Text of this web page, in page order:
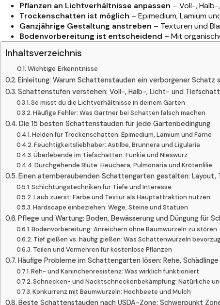
Pflanzen an Lichtverhältnisse anpassen – Voll-,
Trockenschatten ist möglich – Epimedium, Lamium
Ganzjährige Gestaltung anstreben – Texturen und
Bodenvorbereitung ist entscheidend – Mit
Inhaltsverzeichnis
Wichtige Erkenntnisse
Einleitung: Warum Schattenstauden ein verborgener Schatz
Schattenstufen verstehen: Voll-, Halb-, Licht- und
So misst du die Lichtverhältnisse in deinem Garten
Häufige Fehler: Was Gärtner bei Schatten falsch machen
Die 15 besten Schattenstauden für jede Gartenbedingung
Helden für Trockenschatten: Epimedium, Lamium und Farne
Feuchtigkeitsliebhaber: Astilbe, Brunnera und Ligularia
Überlebende im Tiefschatten: Funkie und Nieswurz
Durchgehende Blüte: Heuchera, Pulmonaria und Krötenlilie
Einen atemberaubenden Schattengarten gestalten: Layout,
Schichtungstechniken für Tiefe und Interesse
Laub zuerst: Farbe und Textur als Hauptattraktion nutzen
Hardscape einbeziehen: Wege, Steine und Statuen
Pflege und Wartung: Boden, Bewässerung und Düngung für
Bodenvorbereitung: Anreichern ohne Baumwurzeln zu stören
Tief gießen vs. häufig gießen: Was Schattenwurzeln
Teilen und Vermehren für kostenlose Pflanzen
Häufige Probleme im Schattengarten lösen: Rehe,
Reh- und Kaninchenresistenz: Was wirklich funktioniert
Schnecken- und Nacktschneckenbekämpfung: Natürliche
Konkurrenz mit Baumwurzeln: Hochbeete und Mulch
Beste Schattenstauden nach USDA-Zone: Schwerpunkt